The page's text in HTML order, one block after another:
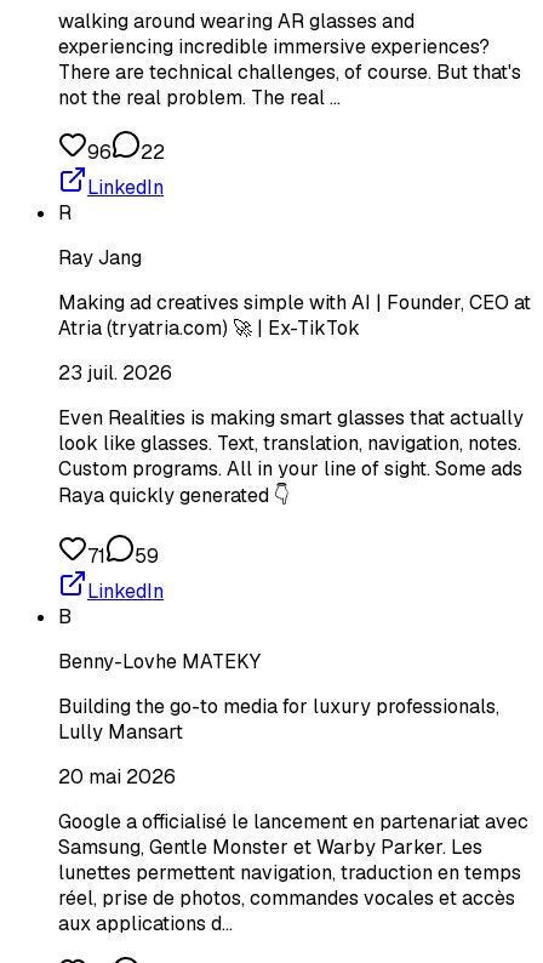
walking around wearing AR glasses and
experiencing incredible immersive experiences?
There are technical challenges, of course. But that's
not the real problem. The real …
96
22
LinkedIn
R
Ray Jang
Making ad creatives simple with AI | Founder, CEO at
Atria (tryatria.com) 🚀 | Ex-TikTok
23 juil. 2026
Even Realities is making smart glasses that actually
look like glasses. Text, translation, navigation, notes.
Custom programs. All in your line of sight. Some ads
Raya quickly generated 👇
71
59
LinkedIn
B
Benny-Lovhe MATEKY
Building the go-to media for luxury professionals,
Lully Mansart
20 mai 2026
Google a officialisé le lancement en partenariat avec
Samsung, Gentle Monster et Warby Parker. Les
lunettes permettent navigation, traduction en temps
réel, prise de photos, commandes vocales et accès
aux applications d…